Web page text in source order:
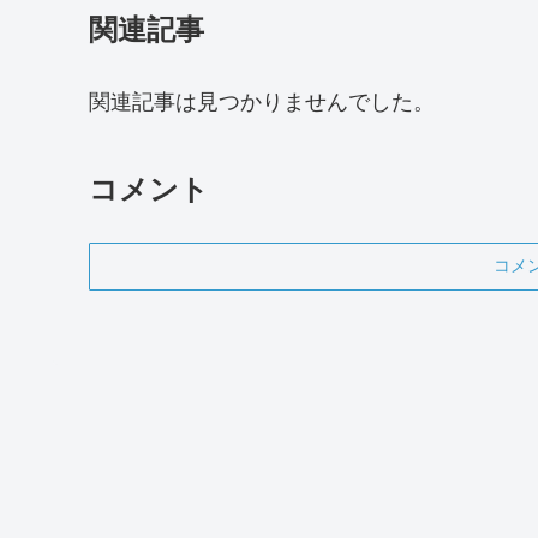
関連記事
関連記事は見つかりませんでした。
コメント
コメ